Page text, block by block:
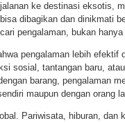
ke destinasi eksotis,
dibagikan dan dinikmati
pengalaman, bukan
pengalaman lebih efektif
sosial, tantangan baru,
barang, pengalaman
maupun dengan orang
Pariwisata, hiburan, dan